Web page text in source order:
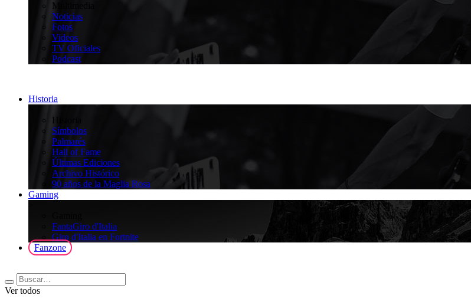
Multimedia
Noticias
Fotos
Videos
TV Oficiales
Podcast
Historia
Historia
Símbolos
Palmarés
Hall of Fame
Últimas Ediciones
Archivo Histórico
90 años de la Maglia Rosa
Gaming
FantaGiro d'Italia
Giro d'Italia en Fortnite
Fanzone
Ver todos